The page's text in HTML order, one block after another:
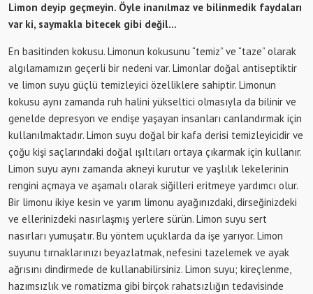
Limon deyip geçmeyin. Öyle inanılmaz ve bilinmedik faydaları
var ki, saymakla bitecek gibi değil…
En basitinden kokusu. Limonun kokusunu “temiz” ve “taze” olarak
algılamamızın geçerli bir nedeni var. Limonlar doğal antiseptiktir
ve limon suyu güçlü temizleyici özelliklere sahiptir. Limonun
kokusu aynı zamanda ruh halini yükseltici olmasıyla da bilinir ve
genelde depresyon ve endişe yaşayan insanları canlandırmak için
kullanılmaktadır. Limon suyu doğal bir kafa derisi temizleyicidir ve
çoğu kişi saçlarındaki doğal ışıltıları ortaya çıkarmak için kullanır.
Limon suyu aynı zamanda akneyi kurutur ve yaşlılık lekelerinin
rengini açmaya ve aşamalı olarak siğilleri eritmeye yardımcı olur.
Bir limonu ikiye kesin ve yarım limonu ayağınızdaki, dirseğinizdeki
ve ellerinizdeki nasırlaşmış yerlere sürün. Limon suyu sert
nasırları yumuşatır. Bu yöntem uçuklarda da işe yarıyor. Limon
suyunu tırnaklarınızı beyazlatmak, nefesini tazelemek ve ayak
ağrısını dindirmede de kullanabilirsiniz. Limon suyu; kireçlenme,
hazımsızlık ve romatizma gibi birçok rahatsızlığın tedavisinde